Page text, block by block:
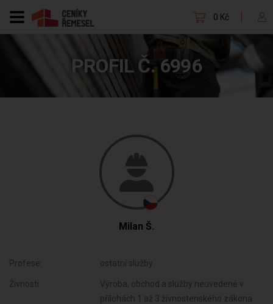
0 Kč
PROFIL Č. 6996
Milan Š.
Profese: ostatní služby
Živnosti:
Výroba, obchod a služby neuvedené v
přílohách 1 až 3 živnostenského zákona